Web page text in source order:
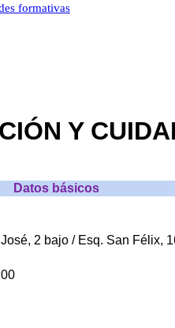
formativas
Y
Datos básicos
2 bajo / Esq. San Félix,